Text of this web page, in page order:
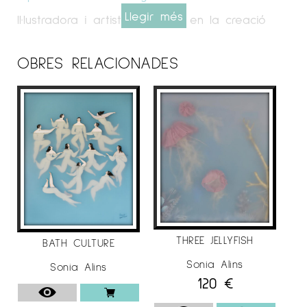
Il·lustradora i artista centrada en la creació
dues dimensions, amb collages fets de capes
transparents i altres materials, que troben
inspiració en l’art d’Yves Klein i les peces
tridimensionals de Joseph Cornell.
Amb una personalitat artística a mig camí
entre el surrealisme i el Romanticisme, les
protagonistes de les obres d’art de Sonia són
gairebé exclusivament dones i ens connecten
amb l’iconografia femenina de l’època
romàntica, com les odalisques d’Ingres o
l’Ophelia de John Everett Millais, el moviment
art déco (Tamara de Lempicka) o el
simbolisme de Gustav Klimt.
La seva sèrieDones d’Aigua,és una sèrie de
Llegir més
OBRES RELACIONADES
BATH CULTURE
Sonia Alins
THREE JELLYFISH
Sonia Alins
120 €